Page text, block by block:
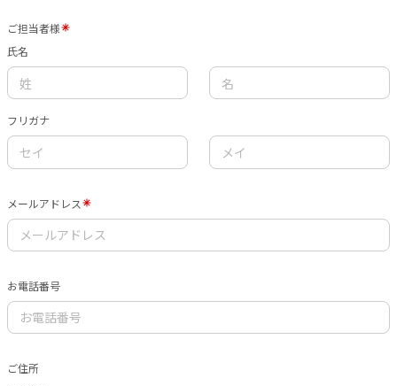
ご担当者様
氏名
フリガナ
メールアドレス
お電話番号
ご住所